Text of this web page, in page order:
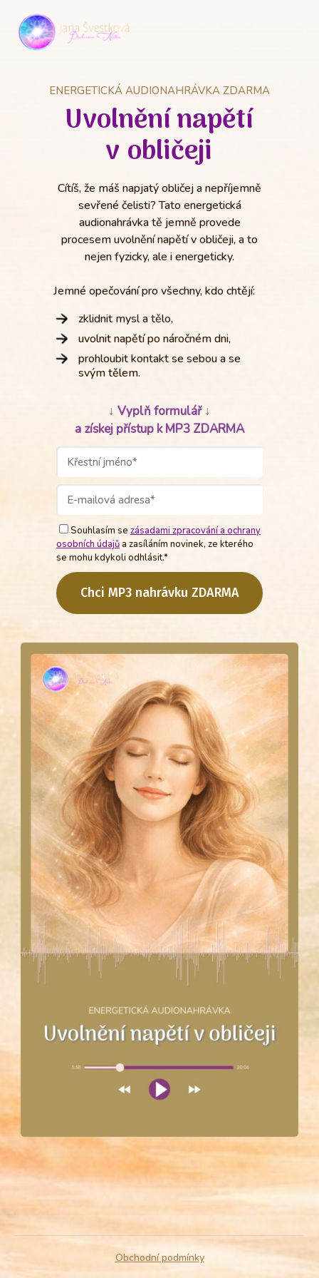
ENERGETICKÁ AUDIONAHRÁVKA ZDARMA
Uvolnění napětí
v obličeji
Cítíš, že máš napjatý obličej a nepříjemně
sevřené čelisti? Tato energetická
audionahrávka tě jemně provede
procesem uvolnění napětí v obličeji, a to
nejen fyzicky, ale i energeticky.
Jemné opečování pro všechny, kdo chtějí:
zklidnit mysl a tělo,
uvolnit napětí po náročném dni,
prohloubit kontakt se sebou a se
svým tělem.
↓ Vyplň formulář ↓
a získej přístup k MP3 ZDARMA
Souhlasím se zásadami zpracování a ochrany
osobních údajůa zasíláním novinek, ze kterého
se mohu kdykoli odhlásit.*
Chci MP3 nahrávku ZDARMA
Obchodní podmínky